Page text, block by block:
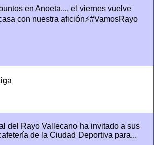
en Anoeta..., el viernes vuelve
con nuestra afición⚡️#VamosRayo
del Rayo Vallecano ha invitado a sus
de la Ciudad Deportiva para...